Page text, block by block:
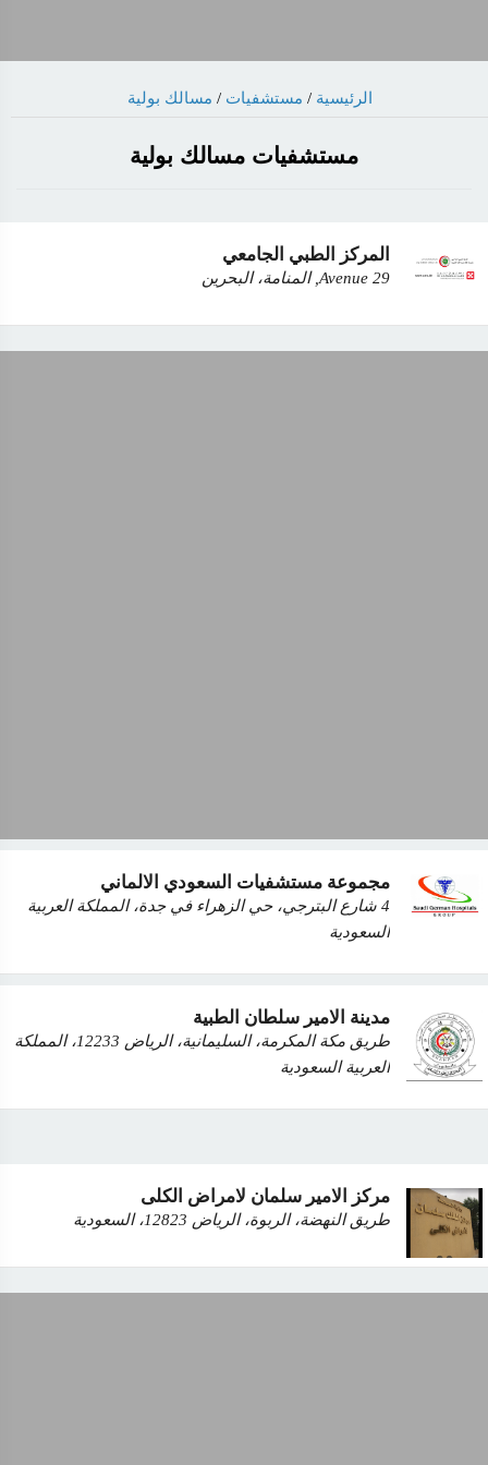
الرئيسية / مستشفيات / مسالك بولية
مستشفيات مسالك بولية
المركز الطبي الجامعي
Avenue 29, المنامة، البحرين
مجموعة مستشفيات السعودي الالماني
4 شارع البترجي، حي الزهراء في جدة، المملكة العربية
السعودية
مدينة الامير سلطان الطبية
طريق مكة المكرمة، السليمانية، الرياض 12233، المملكة
العربية السعودية
مركز الامير سلمان لامراض الكلى
طريق النهضة، الربوة، الرياض 12823، السعودية